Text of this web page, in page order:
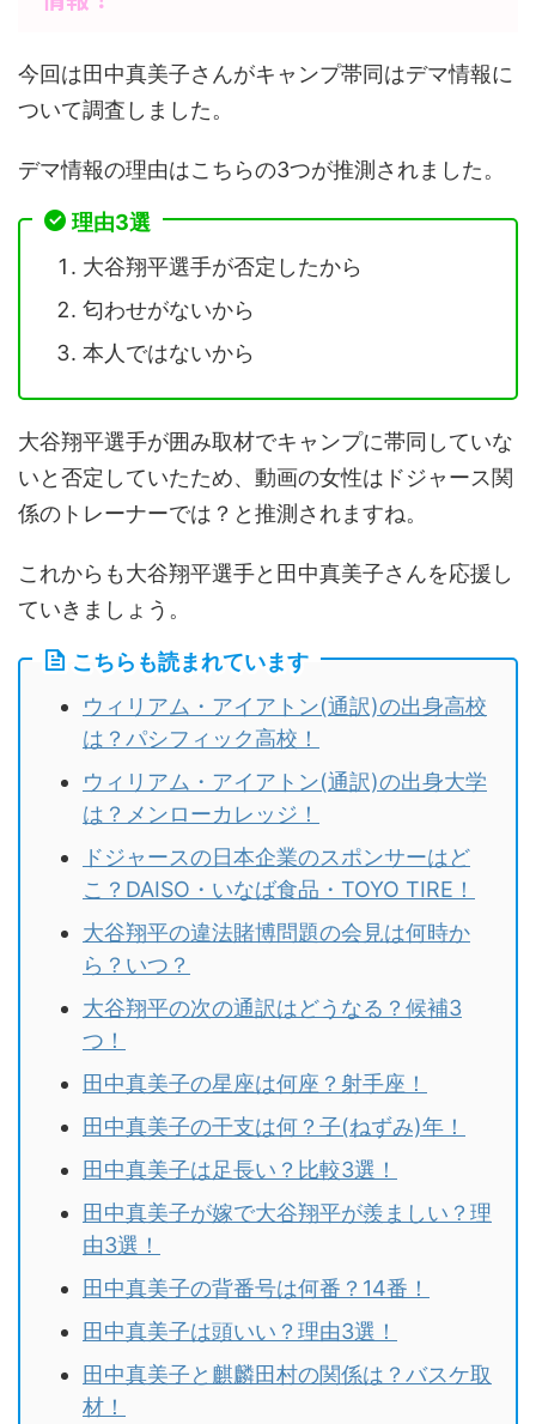
今回は田中真美子さんがキャンプ帯同はデマ情報に
ついて調査しました。
デマ情報の理由はこちらの3つが推測されました。
理由3選
大谷翔平選手が否定したから
匂わせがないから
本人ではないから
大谷翔平選手が囲み取材でキャンプに帯同していな
いと否定していたため、動画の女性はドジャース関
係のトレーナーでは？と推測されますね。
これからも大谷翔平選手と田中真美子さんを応援し
ていきましょう。
こちらも読まれています
ウィリアム・アイアトン(通訳)の出身高校
は？パシフィック高校！
ウィリアム・アイアトン(通訳)の出身大学
は？メンローカレッジ！
ドジャースの日本企業のスポンサーはど
こ？DAISO・いなば食品・TOYO TIRE！
大谷翔平の違法賭博問題の会見は何時か
ら？いつ？
大谷翔平の次の通訳はどうなる？候補3
つ！
田中真美子の星座は何座？射手座！
田中真美子の干支は何？子(ねずみ)年！
田中真美子は足長い？比較3選！
田中真美子が嫁で大谷翔平が羨ましい？理
由3選！
田中真美子の背番号は何番？14番！
田中真美子は頭いい？理由3選！
田中真美子と麒麟田村の関係は？バスケ取
材！